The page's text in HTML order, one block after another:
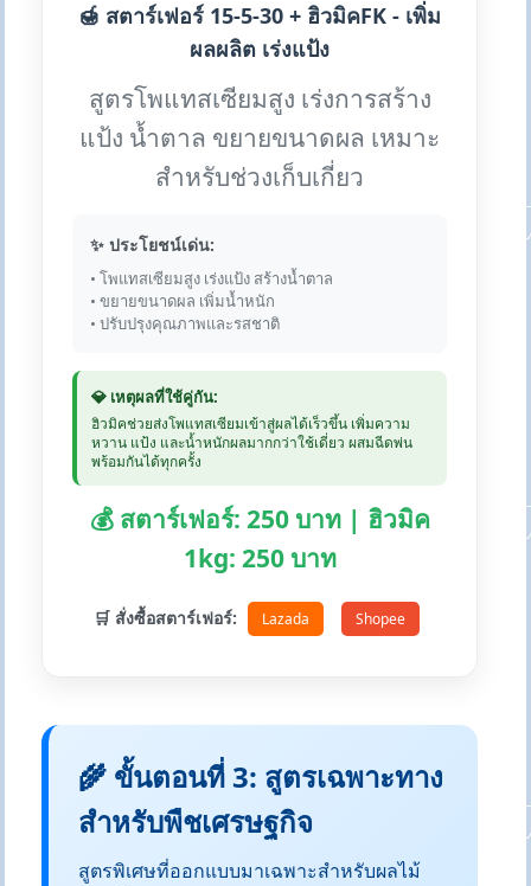
🍯 สตาร์เฟอร์ 15-5-30 + ฮิวมิคFK - เพิ่ม
ผลผลิต เร่งแป้ง
สูตรโพแทสเซียมสูง เร่งการสร้าง
แป้ง น้ำตาล ขยายขนาดผล เหมาะ
สำหรับช่วงเก็บเกี่ยว
✨ ประโยชน์เด่น:
• โพแทสเซียมสูง เร่งแป้ง สร้างน้ำตาล
• ขยายขนาดผล เพิ่มน้ำหนัก
• ปรับปรุงคุณภาพและรสชาติ
💎 เหตุผลที่ใช้คู่กัน:
ฮิวมิคช่วยส่งโพแทสเซียมเข้าสู่ผลได้เร็วขึ้น เพิ่มความ
หวาน แป้ง และน้ำหนักผลมากกว่าใช้เดี่ยว ผสมฉีดพ่น
พร้อมกันได้ทุกครั้ง
💰 สตาร์เฟอร์: 250 บาท | ฮิวมิค
1kg: 250 บาท
🛒 สั่งซื้อสตาร์เฟอร์: Lazada Shopee
🌾 ขั้นตอนที่ 3: สูตรเฉพาะทาง
สำหรับพืชเศรษฐกิจ
สูตรพิเศษที่ออกแบบมาเฉพาะสำหรับผลไม้